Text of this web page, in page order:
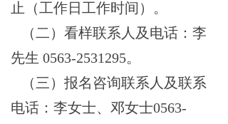
止 （工作日工作时间）。
（二） 看样联系人及电话：李
先生 0563-2531295。
（三） 报名咨询联系人及联系
电话：李女士、邓女士0563-